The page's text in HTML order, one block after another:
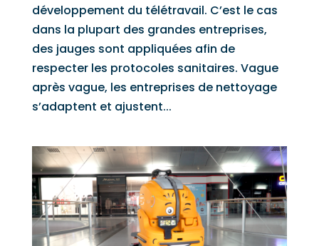
développement du télétravail. C’est le cas
dans la plupart des grandes entreprises,
des jauges sont appliquées afin de
respecter les protocoles sanitaires. Vague
après vague, les entreprises de nettoyage
s’adaptent et ajustent...